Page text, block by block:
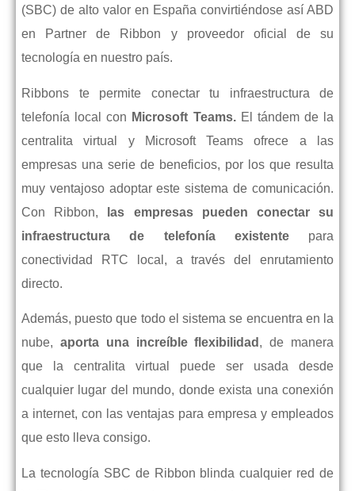
(SBC) de alto valor en España convirtiéndose así ABD
en Partner de Ribbon y proveedor oficial de su
tecnología en nuestro país.
Ribbons te permite conectar tu infraestructura de
telefonía local con Microsoft Teams. El tándem de la
centralita virtual y Microsoft Teams ofrece a las
empresas una serie de beneficios, por los que resulta
muy ventajoso adoptar este sistema de comunicación.
Con Ribbon,
las empresas pueden conectar su
infraestructura de telefonía existentepara
conectividad RTC local, a través del enrutamiento
directo.
Además, puesto que todo el sistema se encuentra en la
nube, aporta una increíble flexibilidad , de manera
que la centralita virtual puede ser usada desde
cualquier lugar del mundo, donde exista una conexión
a internet, con las ventajas para empresa y empleados
que esto lleva consigo.
La tecnología SBC de Ribbon blinda cualquier red de